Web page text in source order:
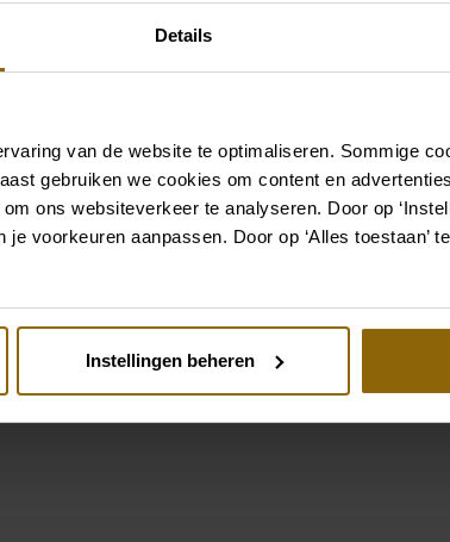
Details
van de website te optimaliseren. Sommige
gebruiken we cookies om content en
ons websiteverkeer te analyseren. Door op
voorkeuren aanpassen. Door op ‘Alles toestaan’
Instellingen beheren
à cheveux pour votre
complet que s'il est
boutique d'accessoires
Aller aux accessoires
Voir aussi
2523A
Pinterest
Enzoani Blue